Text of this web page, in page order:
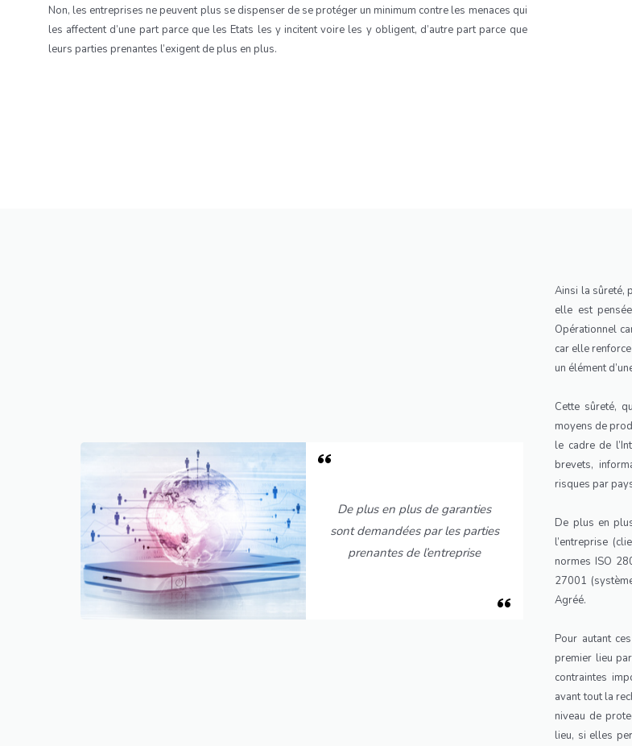
Non, les entreprises ne peuvent plus se dispenser de se protéger un minimum contre les menaces qui
les affectent d’une part parce que les Etats les y incitent voire les y obligent, d’autre part parce que
leurs parties prenantes l’exigent de plus en plus.
De plus en plus de garanties
sont demandées par les parties
prenantes de l’entreprise
Ainsi la sûreté,
elle est
Opérationnel
car elle
un élément
Cette sûreté,
moyens de
le cadre de
brevets,
risques par
De plus en
l’entreprise
normes ISO
27001
Agréé.
Pour autant
premier lieu
contraintes
avant tout la
niveau de
lieu, si elles